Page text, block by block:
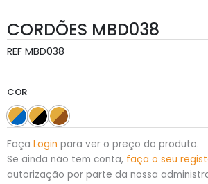
CORDÕES MBD038
REF MBD038
COR
Faça Login para ver o preço do produto.
Se ainda não tem conta, faça o seu
autorização por parte da nossa